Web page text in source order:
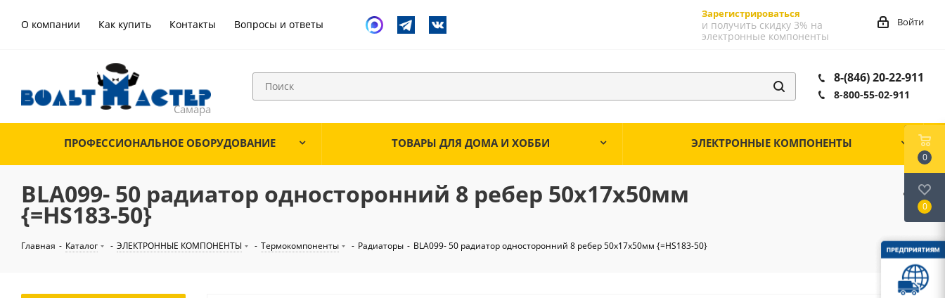
О компании Как купить Контакты Вопросы и ответы
Зарегистрироваться
и получить скидку 3% на
электронные компоненты
Войти
8-(846) 20-22-911
8-800-55-02-911
ПРОФЕССИОНАЛЬНОЕ ОБОРУДОВАНИЕ ТОВАРЫ ДЛЯ ДОМА И ХОББИ ЭЛЕКТРОННЫЕ КОМПОНЕНТЫ
BLA099- 50 радиатор односторонний 8 ребер 50х17х50мм
{=HS183-50}
Главная - Каталог - ЭЛЕКТРОННЫЕ КОМПОНЕНТЫ - Термокомпоненты - Радиаторы - BLA099- 50 радиатор односторонний 8 ребер 50х17х50мм {=HS183-50}
0
0